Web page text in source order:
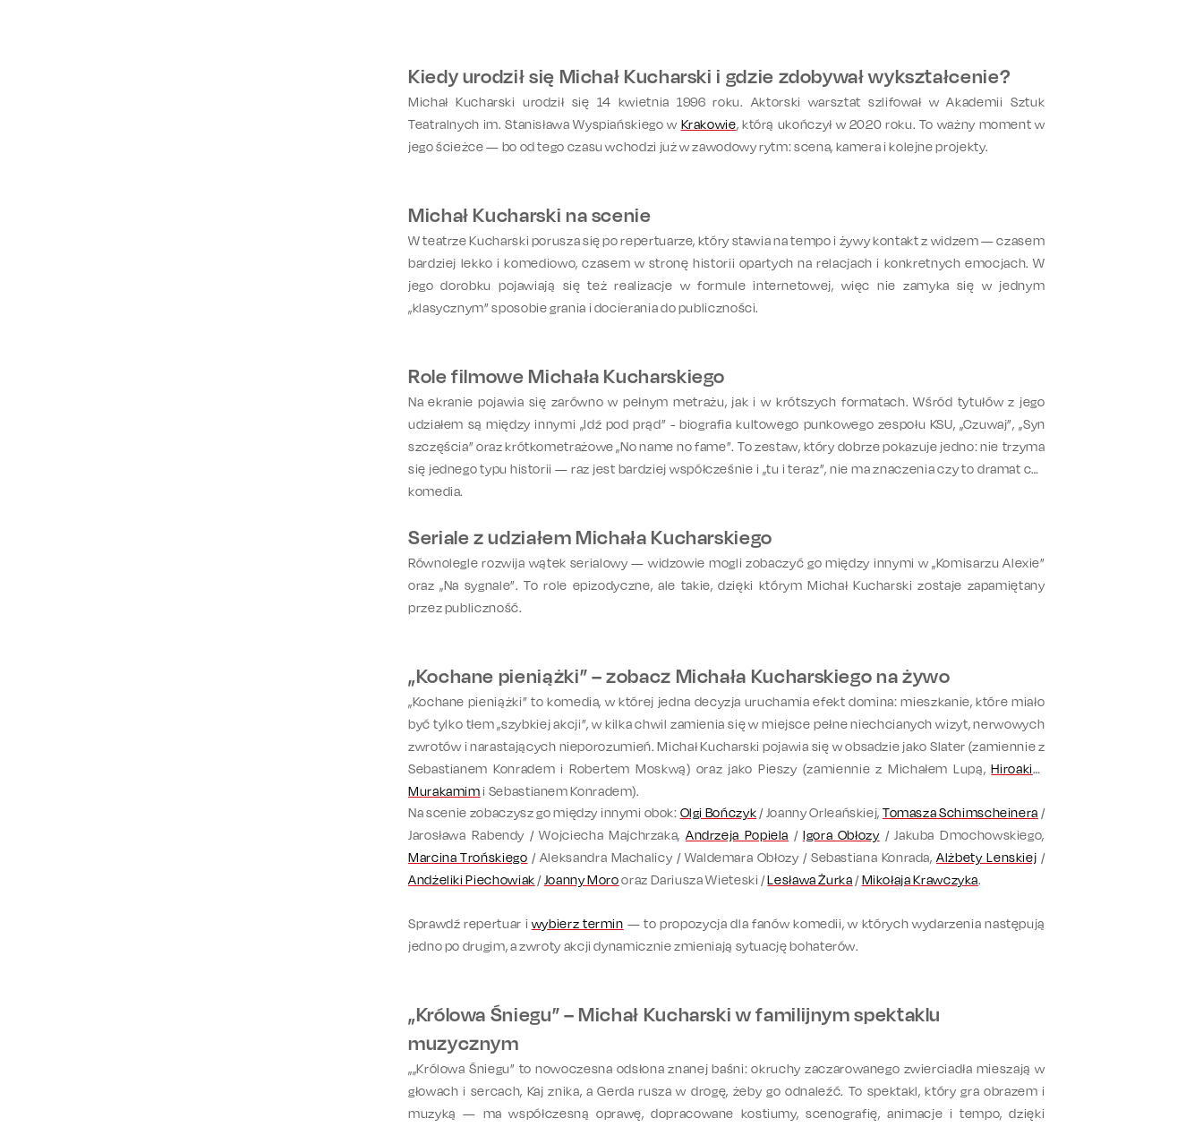
Kiedy urodził się Michał Kucharski i gdzie zdobywał wykształcenie?
Michał Kucharski urodził się 14 kwietnia 1996 roku. Aktorski warsztat szlifował wAkademii Sztuk
Teatralnych im. Stanisława Wyspiańskiego w Krakowie, którą ukończył w 2020 roku. To ważny moment w
jego ścieżce — bo od tego czasu wchodzi już w zawodowy rytm: scena, kamera i kolejne projekty.
Michał Kucharski na scenie
W teatrze Kucharski porusza się po repertuarze, który stawia na tempo i żywy kontakt z widzem— czasem
bardziej lekko i komediowo, czasem w stronę historii opartych na relacjach i konkretnych emocjach. W
jego dorobku pojawiają się też realizacje wformule internetowej, więc nie zamyka się w jednym
„klasycznym” sposobie grania i docierania do publiczności.
Role filmowe Michała Kucharskiego
Na ekranie pojawia się zarówno w pełnym metrażu, jak i w krótszych formatach. Wśród tytułów z jego
udziałem są między innymi „Idź pod prąd” - biografia kultowego punkowego zespołu KSU, „Czuwaj”,„Syn
szczęścia”oraz krótkometrażowe„No name no fame”. To zestaw, który dobrze pokazuje jedno:nie trzyma
się jednego typu historii — raz jest bardziej współcześnie i „tu i teraz”, nie ma znaczenia czy to dramat czy
komedia.
Seriale z udziałem Michała Kucharskiego
Równolegle rozwija wątek serialowy — widzowie mogli zobaczyć go między innymi w„Komisarzu Alexie”
oraz„Na sygnale”. To role epizodyczne, ale takie, dzięki którym Michał Kucharski zostaje zapamiętany
przez publiczność.
„Kochane pieniążki” – zobacz Michała Kucharskiego na żywo
„Kochane pieniążki” to komedia, w której jedna decyzja uruchamia efekt domina: mieszkanie, które miało
być tylko tłem „szybkiej akcji”, w kilka chwil zamienia się w miejsce pełne niechcianych wizyt, nerwowych
zwrotów i narastających nieporozumień. Michał Kucharski pojawia się w obsadzie jako Slater (zamiennie z
Sebastianem Konradem i Robertem Moskwą) oraz jako Pieszy (zamiennie z Michałem Lupą,Hiroakim
Murakamimi Sebastianem Konradem).
Na scenie zobaczysz go między innymi obok: Olgi Bończyk / Joanny Orleańskiej, Tomasza Schimscheinera /
Jarosława Rabendy / Wojciecha Majchrzaka, Andrzeja Popiela /Igora Obłozy/ Jakuba Dmochowskiego,
Marcina Trońskiego / Aleksandra Machalicy / Waldemara Obłozy / Sebastiana Konrada,Alżbety Lenskiej /
Andżeliki Piechowiak / Joanny Morooraz Dariusza Wieteski /Lesława Żurka /Mikołaja Krawczyka.
Sprawdź repertuar iwybierz termin — to propozycja dla fanów komedii, w których wydarzenia następują
jedno po drugim, a zwroty akcji dynamicznie zmieniają sytuację bohaterów.
„Królowa Śniegu” – Michał Kucharski w familijnym spektaklu
muzycznym
„„Królowa Śniegu” to nowoczesna odsłona znanej baśni: okruchy zaczarowanego zwierciadła mieszają w
głowach i sercach, Kaj znika, a Gerda rusza w drogę, żeby go odnaleźć. To spektakl, który gra obrazem i
muzyką — ma współczesną oprawę, dopracowane kostiumy, scenografię, animacje i tempo, dzięki